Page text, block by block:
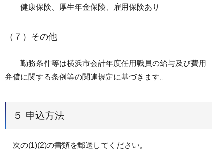
健康保険、厚生年金保険、雇用保険あり
（７）その他
勤務条件等は横浜市会計年度任用職員の給与及び費用
弁償に関する条例等の関連規定に基づきます。
５ 申込方法
次の(1)(2)の書類を郵送してください。